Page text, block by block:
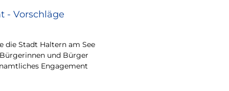
- Vorschläge
die Stadt Haltern am See
und Bürger
Engagement